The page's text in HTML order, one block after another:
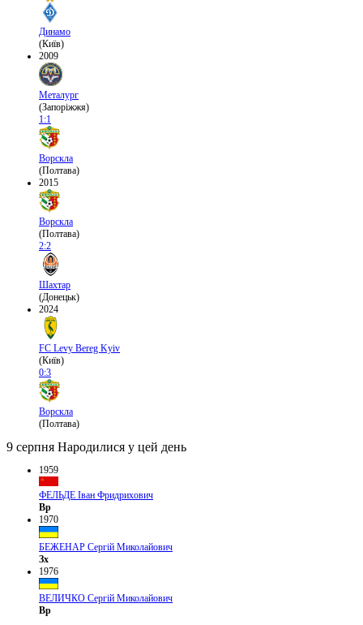
Динамо
(Київ)
2009
Металург
(Запоріжжя)
1:1
Ворскла
(Полтава)
2015
Ворскла
(Полтава)
2:2
Шахтар
(Донецьк)
2024
FC Levy Bereg Kyiv
(Київ)
0:3
Ворскла
(Полтава)
9 серпня Народилися у цей день
1959
ФЕЛЬДЕ Іван Фридрихович
Вр
1970
БЕЖЕНАР Сергій Миколайович
Зх
1976
ВЕЛИЧКО Сергій Миколайович
Вр